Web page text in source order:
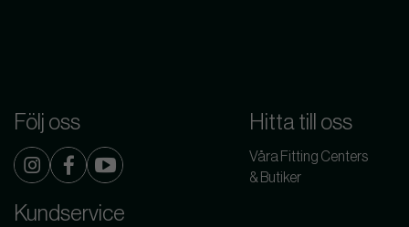
Följ oss Hitta till oss
Våra Fitting Centers
& Butiker
Kundservice